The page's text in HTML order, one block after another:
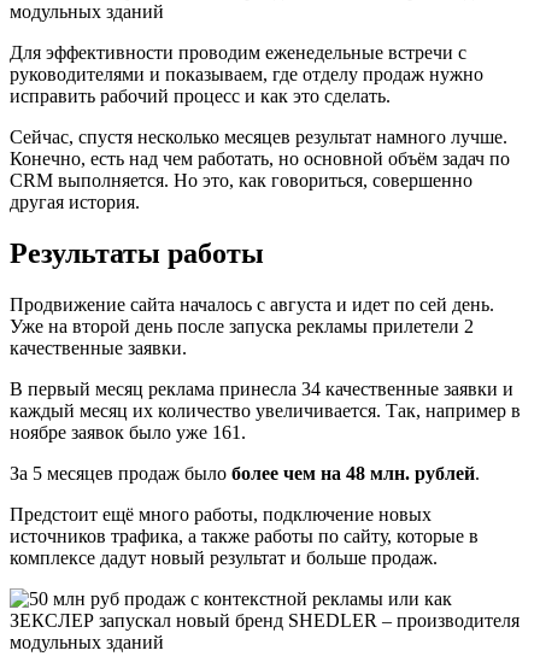
Для эффективности проводим еженедельные встречи с
руководителями и показываем, где отделу продаж нужно
исправить рабочий процесс и как это сделать.
Сейчас, спустя несколько месяцев результат намного лучше.
Конечно, есть над чем работать, но основной объём задач по
CRM выполняется. Но это, как говориться, совершенно
другая история.
Результаты работы
Продвижение сайта началось с августа и идет по сей день.
Уже на второй день после запуска рекламы прилетели 2
качественные заявки.
В первый месяц реклама принесла 34 качественные заявки и
каждый месяц их количество увеличивается. Так, например в
ноябре заявок было уже 161.
За 5 месяцев продаж было более чем на 48 млн. рублей.
Предстоит ещё много работы, подключение новых
источников трафика, а также работы по сайту, которые в
комплексе дадут новый результат и больше продаж.